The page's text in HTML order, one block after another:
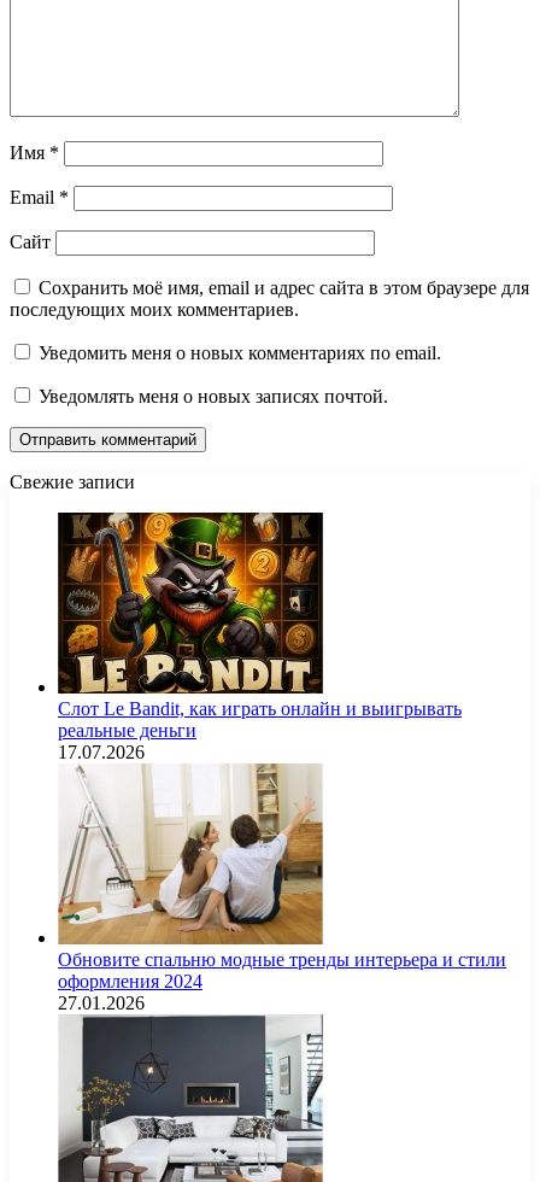
Имя *
Email *
Сайт
Сохранить моё имя, email и адрес сайта в этом браузере для
последующих моих комментариев.
Уведомить меня о новых комментариях по email.
Уведомлять меня о новых записях почтой.
Свежие записи
Слот Le Bandit, как играть онлайн и выигрывать
реальные деньги
17.07.2026
Обновите спальню модные тренды интерьера и стили
оформления 2024
27.01.2026